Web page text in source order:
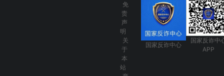
免
责
声
明
关
于
本
站
国家反诈中心
国家反诈中
APP